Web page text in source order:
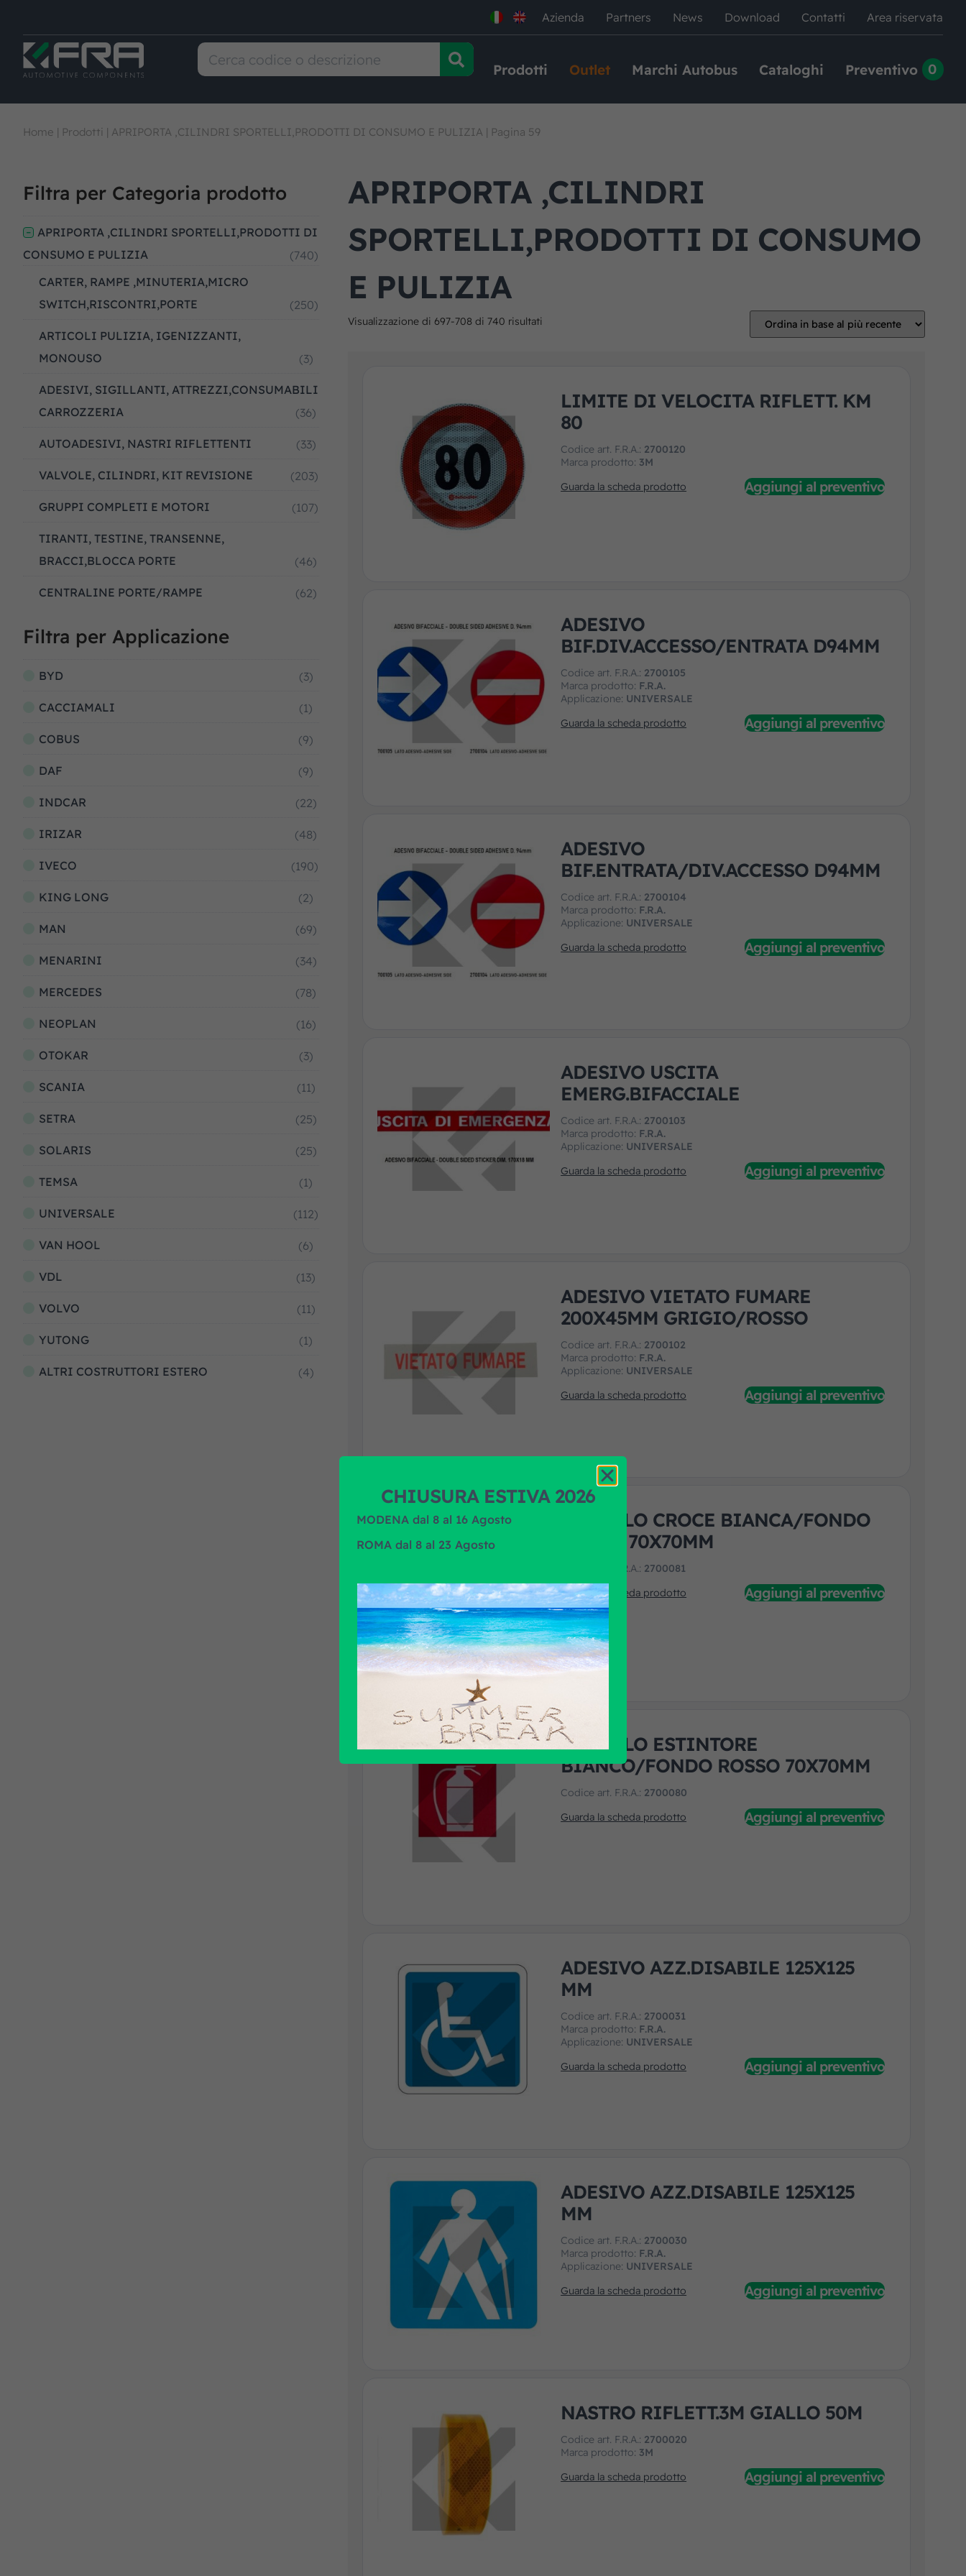
Azienda Partners News Download Contatti Area riservata
Prodotti Outlet Marchi Autobus Cataloghi Preventivo 0
Home | Prodotti | APRIPORTA ,CILINDRI SPORTELLI,PRODOTTI DI CONSUMO E PULIZIA | Pagina 59
Filtra per Categoria prodotto
APRIPORTA ,CILINDRI SPORTELLI,PRODOTTI DI
CONSUMO E PULIZIA
(740)
CARTER, RAMPE ,MINUTERIA,MICRO
SWITCH,RISCONTRI,PORTE
(250)
ARTICOLI PULIZIA, IGENIZZANTI,
MONOUSO
(3)
ADESIVI, SIGILLANTI, ATTREZZI,CONSUMABILI
CARROZZERIA
(36)
AUTOADESIVI, NASTRI RIFLETTENTI (33)
VALVOLE, CILINDRI, KIT REVISIONE (203)
GRUPPI COMPLETI E MOTORI (107)
TIRANTI, TESTINE, TRANSENNE,
BRACCI,BLOCCA PORTE
(46)
CENTRALINE PORTE/RAMPE (62)
Filtra per Applicazione
BYD (3)
CACCIAMALI (1)
COBUS (9)
DAF (9)
INDCAR (22)
IRIZAR (48)
IVECO (190)
KING LONG (2)
MAN (69)
MENARINI (34)
MERCEDES (78)
NEOPLAN (16)
OTOKAR (3)
SCANIA (11)
SETRA (25)
SOLARIS (25)
TEMSA (1)
UNIVERSALE (112)
VAN HOOL (6)
VDL (13)
VOLVO (11)
YUTONG (1)
ALTRI COSTRUTTORI ESTERO (4)
APRIPORTA ,CILINDRI
SPORTELLI,PRODOTTI DI CONSUMO
E PULIZIA
Visualizzazione di 697-708 di 740 risultati
LIMITE DI VELOCITA RIFLETT. KM
80
Codice art. F.R.A.: 2700120
Marca prodotto: 3M
Guarda la scheda prodotto
Aggiungi al preventivo
ADESIVO
BIF.DIV.ACCESSO/ENTRATA D94MM
Codice art. F.R.A.: 2700105
Marca prodotto: F.R.A.
Applicazione: UNIVERSALE
Guarda la scheda prodotto
Aggiungi al preventivo
ADESIVO
BIF.ENTRATA/DIV.ACCESSO D94MM
Codice art. F.R.A.: 2700104
Marca prodotto: F.R.A.
Applicazione: UNIVERSALE
Guarda la scheda prodotto
Aggiungi al preventivo
ADESIVO USCITA
EMERG.BIFACCIALE
Codice art. F.R.A.: 2700103
Marca prodotto: F.R.A.
Applicazione: UNIVERSALE
Guarda la scheda prodotto
Aggiungi al preventivo
ADESIVO VIETATO FUMARE
200X45MM GRIGIO/ROSSO
Codice art. F.R.A.: 2700102
Marca prodotto: F.R.A.
Applicazione: UNIVERSALE
Guarda la scheda prodotto
Aggiungi al preventivo
SIMBOLO CROCE BIANCA/FONDO
ROSSO 70X70MM
Codice art. F.R.A.: 2700081
Guarda la scheda prodotto
Aggiungi al preventivo
SIMBOLO ESTINTORE
BIANCO/FONDO ROSSO 70X70MM
Codice art. F.R.A.: 2700080
Guarda la scheda prodotto
Aggiungi al preventivo
ADESIVO AZZ.DISABILE 125X125
MM
Codice art. F.R.A.: 2700031
Marca prodotto: F.R.A.
Applicazione: UNIVERSALE
Guarda la scheda prodotto
Aggiungi al preventivo
ADESIVO AZZ.DISABILE 125X125
MM
Codice art. F.R.A.: 2700030
Marca prodotto: F.R.A.
Applicazione: UNIVERSALE
Guarda la scheda prodotto
Aggiungi al preventivo
NASTRO RIFLETT.3M GIALLO 50M
Codice art. F.R.A.: 2700020
Marca prodotto: 3M
Guarda la scheda prodotto
Aggiungi al preventivo
CHIUSURA ESTIVA 2026
MODENA dal 8 al 16 Agosto
ROMA dal 8 al 23 Agosto